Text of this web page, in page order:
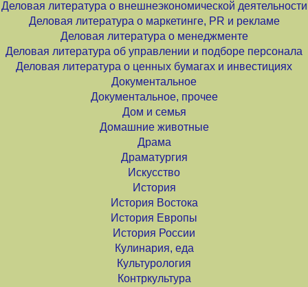
Деловая литература о внешнеэкономической деятельности
Деловая литература о маркетинге, PR и рекламе
Деловая литература о менеджменте
Деловая литература об управлении и подборе персонала
Деловая литература о ценных бумагах и инвестициях
Документальное
Документальное, прочее
Дом и семья
Домашние животные
Драма
Драматургия
Искусство
История
История Востока
История Европы
История России
Кулинария, еда
Культурология
Контркультура